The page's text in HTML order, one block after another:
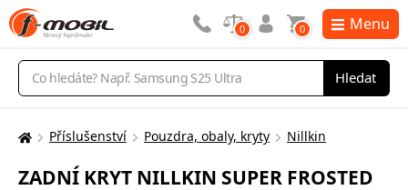
Vyhledávání
Hledat
0 0 Menu
Zde
nacházíte:
Příslušenství Pouzdra, obaly, kryty Nillkin
ZADNÍ KRYT NILLKIN SUPER FROSTED